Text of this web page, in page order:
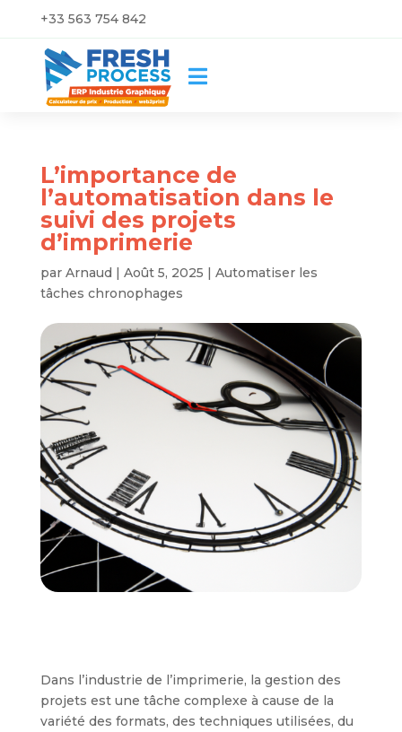
+33 563 754 842

L’importance de
l’automatisation dans le
suivi des projets
d’imprimerie
par Arnaud | Août 5, 2025 | Automatiser les
tâches chronophages
Dans l’industrie de l’imprimerie, la gestion des
projets est une tâche complexe à cause de la
variété des formats, des techniques utilisées, du